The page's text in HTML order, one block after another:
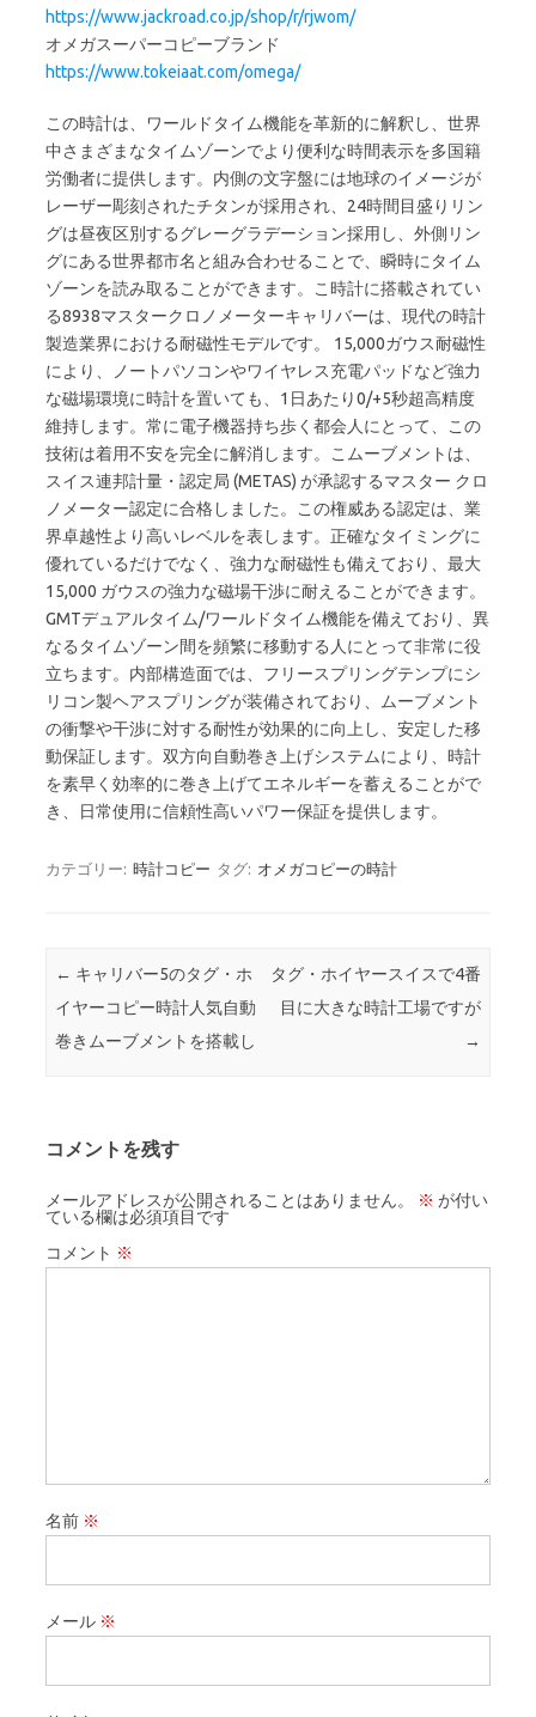
https://www.jackroad.co.jp/shop/r/rjwom/
オメガスーパーコピーブランド
https://www.tokeiaat.com/omega/
この時計は、ワールドタイム機能を革新的に解釈し、世​​界
中さまざまなタイムゾーンでより便利な時間表示を多国籍
労働者に提供します。内側の文字盤には地球のイメージが
レーザー彫刻されたチタンが採用され、24時間目盛りリン
グは昼夜区別するグレーグラデーション採用し、外側リン
グにある世界都市名と組み合わせることで、瞬時にタイム
ゾーンを読み取ることができます。こ時計に搭載されてい
る8938マスタークロノメーターキャリバーは、現代の時計
製造業界における耐磁性モデルです。 15,000ガウス耐磁性
により、ノートパソコンやワイヤレス充電パッドなど強力
な磁場環境に時計を置いても、1日あたり0/+5秒超高精度
維持します。常に電子機器持ち歩く都会人にとって、この
技術は着用不安を完全に解消します。こムーブメントは、
スイス連邦計量・認定局 (METAS) が承認するマスター クロ
ノメーター認定に合格しました。この権威ある認定は、業
界卓越性より高いレベルを表します。正確なタイミングに
優れているだけでなく、強力な耐磁性も備えており、最大
15,000 ガウスの強力な磁場干渉に耐えることができます。
GMTデュアルタイム/ワールドタイム機能を備えており、異
なるタイムゾーン間を頻繁に移動する人にとって非常に役
立ちます。内部構造面では、フリースプリングテンプにシ
リコン製ヘアスプリングが装備されており、ムーブメント
の衝撃や干渉に対する耐性が効果的に向上し、安定した移
動保証します。双方向自動巻き上げシステムにより、時計
を素早く効率的に巻き上げてエネルギーを蓄えることがで
き、日常使用に信頼性高いパワー保証を提供します。
カテゴリー: 時計コピー タグ: オメガコピーの時計
投稿ナビゲーション
← キャリバー5のタグ・ホ
イヤーコピー時計人気自動
巻きムーブメントを搭載し
タグ・ホイヤースイスで4番
目に大きな時計工場ですが
→
コメントを残す
メールアドレスが公開されることはありません。 ※ が付い
ている欄は必須項目です
コメント ※
名前 ※
メール ※